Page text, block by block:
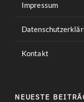
Impressum
Kontakt
NEUESTE